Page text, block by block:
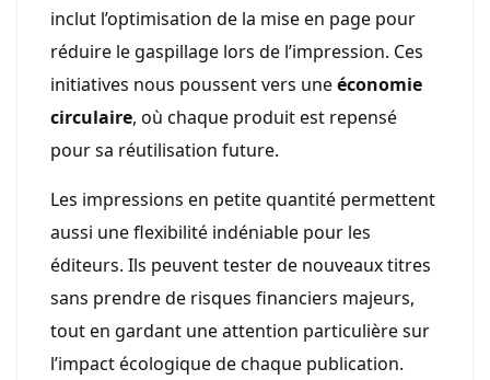
inclut l’optimisation de la mise en page pour
réduire le gaspillage lors de l’impression. Ces
initiatives nous poussent vers uneéconomie
circulaire, où chaque produit est repensé
pour sa réutilisation future.
Les impressions en petite quantité permettent
aussi une flexibilité indéniable pour les
éditeurs. Ils peuvent tester de nouveaux titres
sans prendre de risques financiers majeurs,
tout en gardant une attention particulière sur
l’impact écologique de chaque publication.